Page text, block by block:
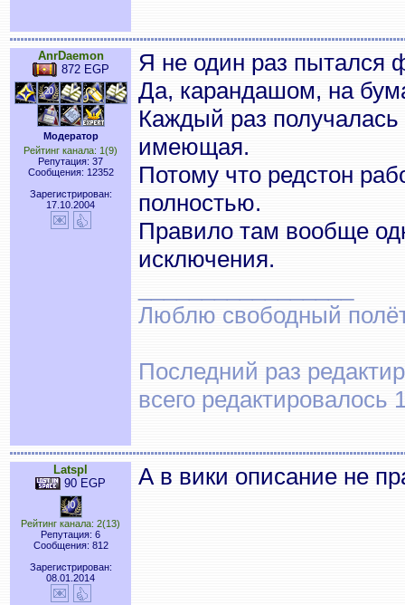
AnrDaemon
872 EGP
Модератор
Рейтинг канала: 1(9)
Репутация: 37
Сообщения: 12352
Зарегистрирован:
17.10.2004
Я не один раз пытался
Да, карандашом, на
Каждый раз
имеющая.
Потому что редстон
полностью.
Правило там вообще
исключения.
Люблю свободный
Последний раз
всего редактировалось
Latspl
90 EGP
Рейтинг канала: 2(13)
Репутация: 6
Сообщения: 812
Зарегистрирован:
08.01.2014
А в вики описание не